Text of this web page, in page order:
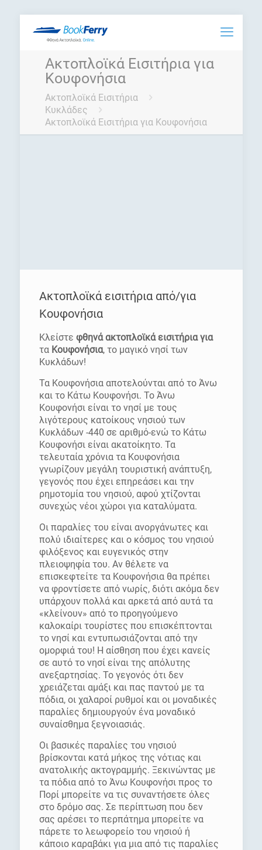
Ακτοπλοϊκά Εισιτήρια για
Κουφονήσια
Ακτοπλοϊκά Εισιτήρια
Κυκλάδες
Ακτοπλοϊκά Εισιτήρια για Κουφονήσια
Ακτοπλοϊκά εισιτήρια από/για
Κουφονήσια
Κλείστε φθηνά ακτοπλοϊκά εισιτήρια για
τα Κουφονήσια, το μαγικό νησί των
Κυκλάδων!
Τα Κουφονήσια αποτελούνται από το Άνω
και το Κάτω Κουφονήσι. Το Άνω
Κουφονήσι είναι το νησί με τους
λιγότερους κατοίκους νησιού των
Κυκλάδων -440 σε αριθμό-ενώ το Κάτω
Κουφονήσι είναι ακατοίκητο. Τα
τελευταία χρόνια τα Κουφονήσια
γνωρίζουν μεγάλη τουριστική ανάπτυξη,
γεγονός που έχει επηρεάσει και την
ρημοτομία του νησιού, αφού χτίζονται
συνεχώς νέοι χώροι για καταλύματα.
Οι παραλίες του είναι ανοργάνωτες και
πολύ ιδιαίτερες και ο κόσμος του νησιού
φιλόξενος και ευγενικός στην
πλειοψηφία του. Αν θέλετε να
επισκεφτείτε τα Κουφονήσια θα πρέπει
να φροντίσετε από νωρίς, διότι ακόμα δεν
υπάρχουν πολλά και αρκετά από αυτά τα
«κλείνουν» από το προηγούμενο
καλοκαίρι τουρίστες που επισκέπτονται
το νησί και εντυπωσιάζονται από την
ομορφιά του! Η αίσθηση που έχει κανείς
σε αυτό το νησί είναι της απόλυτης
ανεξαρτησίας. Το γεγονός ότι δεν
χρειάζεται αμάξι και πας παντού με τα
πόδια, οι χαλαροί ρυθμοί και οι μοναδικές
παραλίες δημιουργούν ένα μοναδικό
συναίσθημα ξεγνοιασιάς.
Οι βασικές παραλίες του νησιού
βρίσκονται κατά μήκος της νότιας και
ανατολικής ακτογραμμής. Ξεκινώντας με
τα πόδια από το Άνω Κουφονήσι προς το
Πορί μπορείτε να τις συναντήσετε όλες
στο δρόμο σας. Σε περίπτωση που δεν
σας αρέσει το περπάτημα μπορείτε να
πάρετε το λεωφορείο του νησιού ή
κάποιο καραβάκι για μια από τις παραλίες